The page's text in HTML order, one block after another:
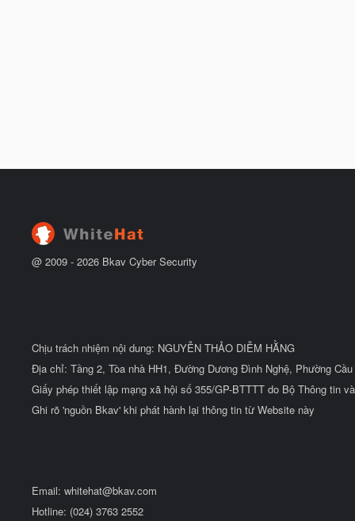
@ 2009 - 2026 Bkav Cyber Security
Chịu trách nhiệm nội dung: NGUYỄN THẢO DIỄM HẰNG
Địa chỉ: Tầng 2, Tòa nhà HH1, Đường Dương Đình Nghệ, Phường
Giấy phép thiết lập mạng xã hội số 355/GP-BTTTT do Bộ Thông tin
Ghi rõ 'nguồn Bkav' khi phát hành lại thông tin từ Website này
Email: whitehat@bkav.com
Hotline: (024) 3763 2552